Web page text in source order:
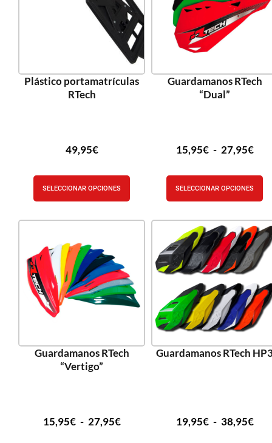
Plástico portamatrículas
RTech
49,95€
SELECCIONAR OPCIONES
Guardamanos RTech
“Dual”
15,95€ - 27,95€
SELECCIONAR OPCIONES
Guardamanos RTech
“Vertigo”
15,95€ - 27,95€
Guardamanos RTech
19,95€ - 38,95€